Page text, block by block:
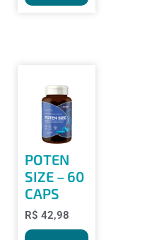
POTEN
SIZE – 60
CAPS
R$ 42,98